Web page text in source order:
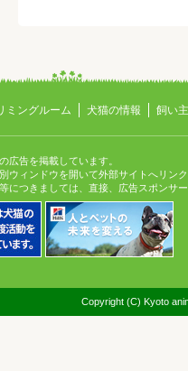
ミングルーム 犬猫の情報 飼い
広告を掲載しています。
ウィンドウを開いて外部サイトへリン
つきましては、直接、広告スポンサ
Copyright (C) Kyoto